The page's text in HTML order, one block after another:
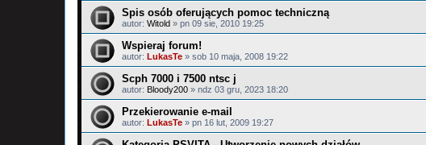
Spis osób oferujących pomoc techniczną
autor: Witold » pn 09 sie, 2010 19:25
Wspieraj forum!
autor: LukasTe » sob 10 maja, 2008 19:22
Scph 7000 i 7500 ntsc j
autor: Bloody200 » ndz 03 gru, 2023 18:20
Przekierowanie e-mail
autor: LukasTe » pn 16 lut, 2009 19:27